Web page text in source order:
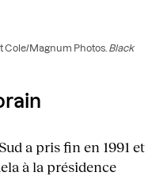
Cole/Magnum Photos. Black
a pris fin en 1991 et
à la présidence